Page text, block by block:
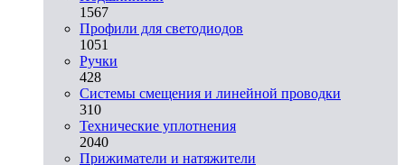
1567
Профили для светодиодов
1051
Ручки
428
Системы смещения и линейной проводки
310
Технические уплотнения
2040
Прижиматели и натяжители